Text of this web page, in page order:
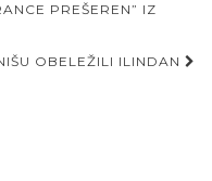
PREŠEREN” IZ
OBELEŽILI ILINDAN